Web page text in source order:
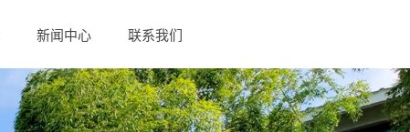
新闻中心 联系我们